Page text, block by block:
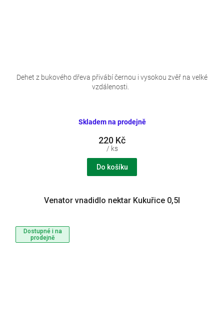
Skladem na prodejně
220 Kč
/ ks
Do košíku
Dehet z bukového dřeva přivábí černou i vysokou zvěř na velké
vzdálenosti.
Dostupné i na
prodejně
Venator vnadidlo nektar Kukuřice 0,5l